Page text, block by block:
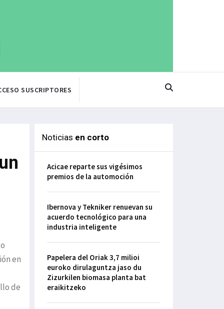
SUSCRIPTORES
en
de
Noticias en corto
Acicae reparte sus vigésimos
premios de la automoción
Ibernova y Tekniker renuevan su
acuerdo tecnológico para una
industria inteligente
Papelera del Oriak 3,7 milioi
euroko dirulaguntza jaso du
Zizurkilen biomasa planta bat
eraikitzeko